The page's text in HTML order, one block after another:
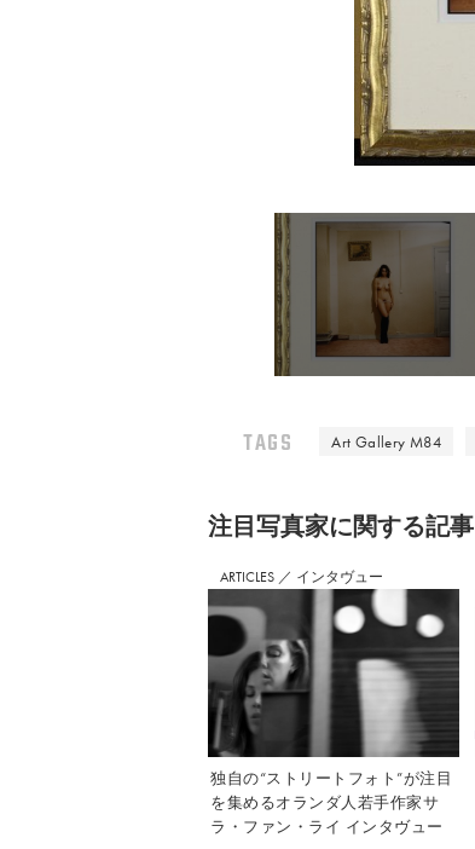
TAGS Art Gallery M84
注⽬写真家に関する記事
ARTICLES ／ インタヴュー
独自の“ストリートフォト”が注目
を集めるオランダ人若手作家サ
ラ・ファン・ライ インタヴュー